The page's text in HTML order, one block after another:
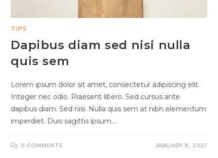
TIPS
Dapibus diam sed nisi nulla
quis sem
Lorem ipsum dolor sit amet, consectetur adipiscing elit.
Integer nec odio. Praesent libero. Sed cursus ante
dapibus diam. Sed nisi. Nulla quis sem at nibh elementum
imperdiet. Duis sagittis ipsum.…
0 COMMENTS JANUARY 9, 2021